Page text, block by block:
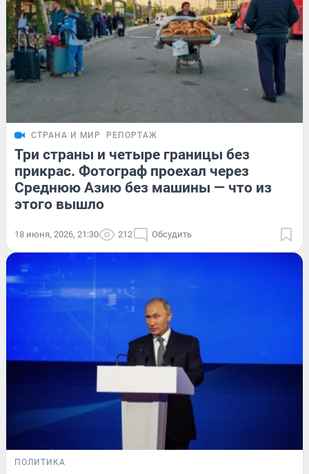
СТРАНА И МИР РЕПОРТАЖ
Три страны и четыре границы без
прикрас. Фотограф проехал через
Среднюю Азию без машины — что из
этого вышло
18 июня, 2026, 21:30 212 Обсудить
ПОЛИТИКА